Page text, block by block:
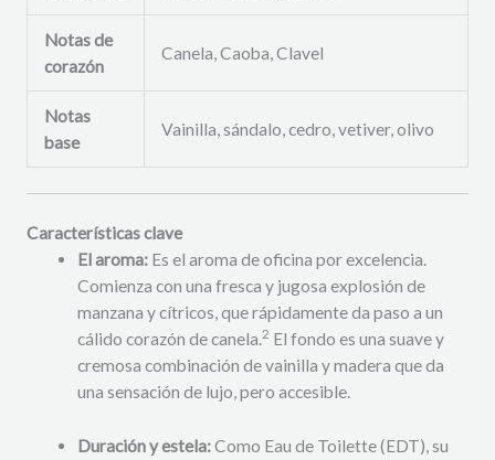
Notas de
corazón
Canela, Caoba, Clavel
Notas
base
Vainilla, sándalo, cedro, vetiver, olivo
Características clave
El aroma: Es el aroma de oficina por excelencia.
Comienza con una fresca y jugosa explosión de
manzana y cítricos, que rápidamente da paso a un
cálido corazón de canela.2 El fondo es una suave y
cremosa combinación de vainilla y madera que da
una sensación de lujo, pero accesible.
Duración y estela:Como Eau de Toilette (EDT), su